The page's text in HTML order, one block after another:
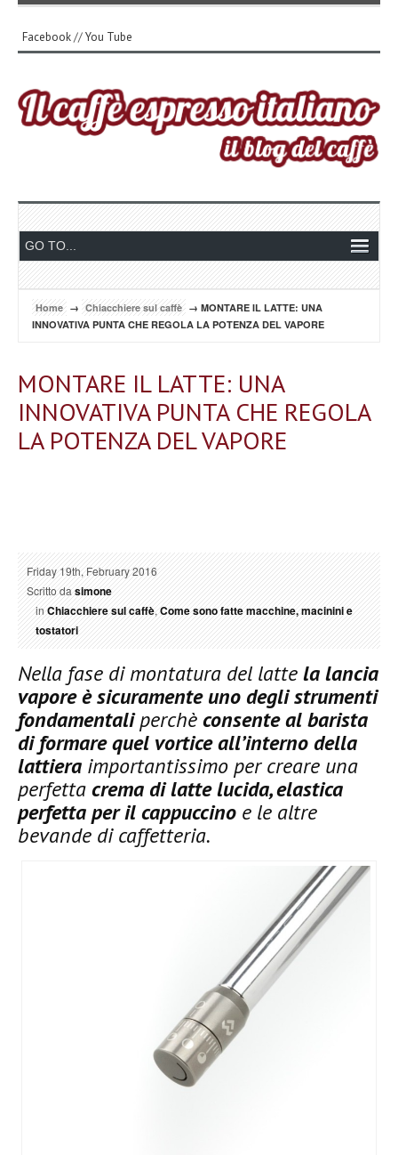
Facebook//You Tube
Home → Chiacchiere sul caffè → MONTARE IL LATTE: UNA
INNOVATIVA PUNTA CHE REGOLA LA POTENZA DEL VAPORE
MONTARE IL LATTE: UNA
INNOVATIVA PUNTA CHE REGOLA
LA POTENZA DEL VAPORE
Friday 19th, February 2016
Scritto dasimone
inChiacchiere sul caffè,Come sono fatte macchine, macinini e
tostatori
Nella fase di montatura del lattela lancia
vapore è sicuramente uno degli strumenti
fondamentaliperchèconsente al barista
di formare quel vortice all’interno della
lattiera importantissimo per creare una
perfettacrema di latte lucida, elastica
perfetta per il cappuccino e le altre
bevande di caffetteria.